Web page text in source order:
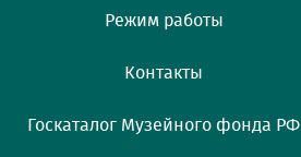
Режим работы
Контакты
Госкаталог Музейного фонда РФ